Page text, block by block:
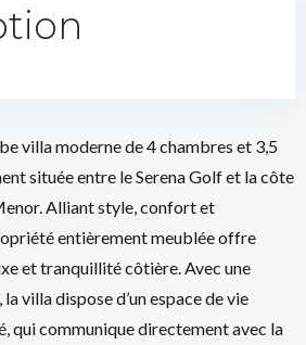
villa moderne de 4 chambres et 3,5
située entre le Serena Golf et la côte
Alliant style, confort et
entièrement meublée offre
et tranquillité côtière. Avec une
villa dispose d’un espace de vie
qui communique directement avec la